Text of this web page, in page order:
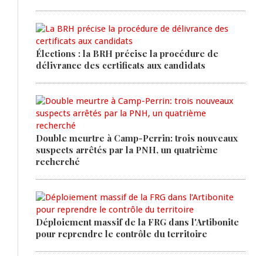
Élections : la BRH précise la procédure de
délivrance des certificats aux candidats
Double meurtre à Camp-Perrin: trois nouveaux
suspects arrêtés par la PNH, un quatrième
recherché
Déploiement massif de la FRG dans l'Artibonite
pour reprendre le contrôle du territoire